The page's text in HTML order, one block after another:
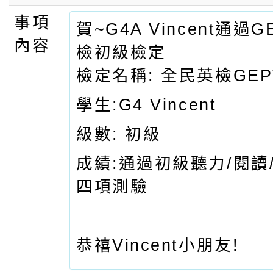
事項
內容
賀~G4A Vincent通過
檢初級檢定
檢定名稱: 全民英檢
學生:G4 Vincent
級數: 初級
成績:通過初級聽力/閱
四項測驗
恭禧Vincent小朋友!